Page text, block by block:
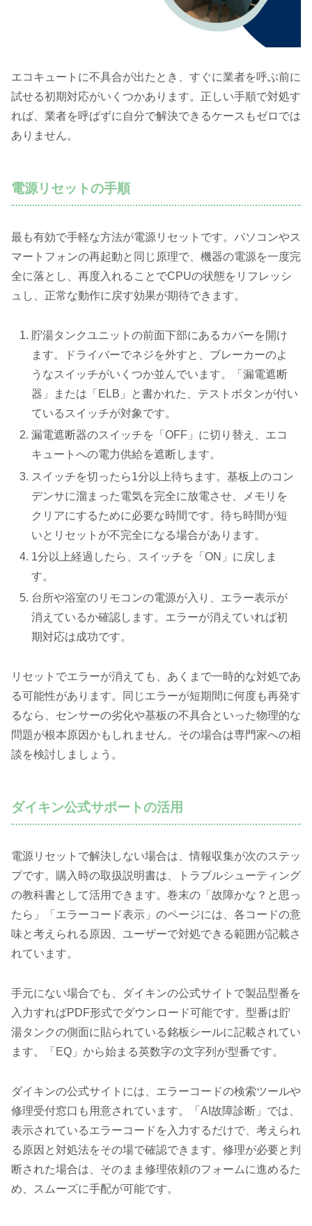
エコキュートに不具合が出たとき、すぐに業者を呼ぶ前に
試せる初期対応がいくつかあります。正しい手順で対処す
れば、業者を呼ばずに自分で解決できるケースもゼロでは
ありません。
電源リセットの手順
最も有効で手軽な方法が電源リセットです。パソコンやス
マートフォンの再起動と同じ原理で、機器の電源を一度完
全に落とし、再度入れることでCPUの状態をリフレッシ
ュし、正常な動作に戻す効果が期待できます。
貯湯タンクユニットの前面下部にあるカバーを開け
ます。ドライバーでネジを外すと、ブレーカーのよ
うなスイッチがいくつか並んでいます。「漏電遮断
器」または「ELB」と書かれた、テストボタンが付い
ているスイッチが対象です。
漏電遮断器のスイッチを「OFF」に切り替え、エコ
キュートへの電力供給を遮断します。
スイッチを切ったら1分以上待ちます。基板上のコン
デンサに溜まった電気を完全に放電させ、メモリを
クリアにするために必要な時間です。待ち時間が短
いとリセットが不完全になる場合があります。
1分以上経過したら、スイッチを「ON」に戻しま
す。
台所や浴室のリモコンの電源が入り、エラー表示が
消えているか確認します。エラーが消えていれば初
期対応は成功です。
リセットでエラーが消えても、あくまで一時的な対処であ
る可能性があります。同じエラーが短期間に何度も再発す
るなら、センサーの劣化や基板の不具合といった物理的な
問題が根本原因かもしれません。その場合は専門家への相
談を検討しましょう。
ダイキン公式サポートの活用
電源リセットで解決しない場合は、情報収集が次のステッ
プです。購入時の取扱説明書は、トラブルシューティング
の教科書として活用できます。巻末の「故障かな？と思っ
たら」「エラーコード表示」のページには、各コードの意
味と考えられる原因、ユーザーで対処できる範囲が記載さ
れています。
手元にない場合でも、ダイキンの公式サイトで製品型番を
入力すればPDF形式でダウンロード可能です。型番は貯
湯タンクの側面に貼られている銘板シールに記載されてい
ます。「EQ」から始まる英数字の文字列が型番です。
ダイキンの公式サイトには、エラーコードの検索ツールや
修理受付窓口も用意されています。「AI故障診断」では、
表示されているエラーコードを入力するだけで、考えられ
る原因と対処法をその場で確認できます。修理が必要と判
断された場合は、そのまま修理依頼のフォームに進めるた
め、スムーズに手配が可能です。